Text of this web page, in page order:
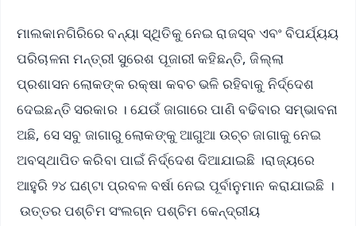
ମାଲକାନଗିରିରେ ବନ୍ୟା ସ୍ଥିତିକୁ ନେଇ ରାଜସ୍ବ ଏବଂ ବିପର୍ଯ୍ୟୟ
ପରିଚାଳନା ମନ୍ତ୍ରୀ ସୁରେଶ ପୂଜାରୀ କହିଛନ୍ତି, ଜିଲ୍ଲା
ପ୍ରଶାସନ ଲୋକଙ୍କ ରକ୍ଷା କବଚ ଭଳି ରହିବାକୁ ନିର୍ଦ୍ଦେଶ
ଦେଇଛନ୍ତି ସରକାର । ଯେଉଁ ଜାଗାରେ ପାଣି ବଢିବାର ସମ୍ଭାବନା
ଅଛି, ସେ ସବୁ ଜାଗାରୁ ଲୋକଙ୍କୁ ଆଗୁଆ ଉଚ୍ଚ ଜାଗାକୁ ନେଇ
ଅବସ୍ଥାପିତ କରିବା ପାଇଁ ନିର୍ଦ୍ଦେଶ ଦିଆଯାଇଛି ।ରାଜ୍ୟରେ
ଆହୁରି ୨୪ ଘଣ୍ଟା ପ୍ରବଳ ବର୍ଷା ନେଇ ପୂର୍ବାନୁମାନ କରାଯାଇଛି ।
ଉତ୍ତର ପଶ୍ଚିମ ସଂଲଗ୍ନ ପଶ୍ଚିମ କେନ୍ଦ୍ରୀୟ